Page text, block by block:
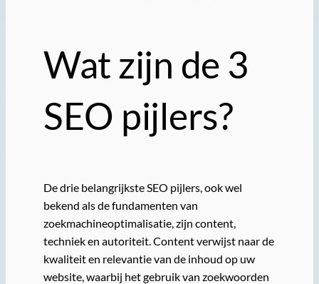
Wat zijn de 3
SEO pijlers?
De drie belangrijkste SEO pijlers, ook wel
bekend als de fundamenten van
zoekmachineoptimalisatie, zijn content,
techniek en autoriteit. Content verwijst naar de
kwaliteit en relevantie van de inhoud op uw
website, waarbij het gebruik van zoekwoorden